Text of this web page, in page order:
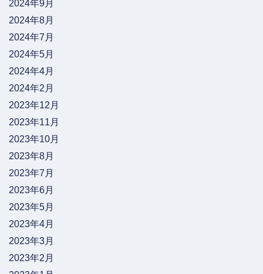
2024年9月
2024年8月
2024年7月
2024年5月
2024年4月
2024年2月
2023年12月
2023年11月
2023年10月
2023年8月
2023年7月
2023年6月
2023年5月
2023年4月
2023年3月
2023年2月